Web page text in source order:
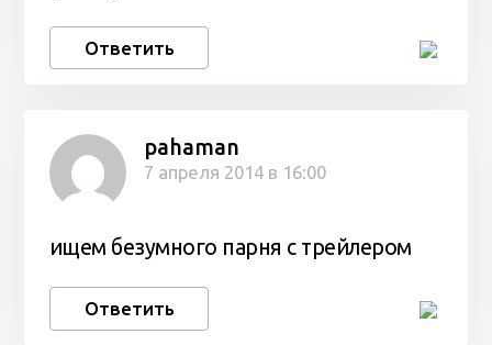
Ответить
pahaman
7 апреля 2014 в 16:00
ищем безумного парня с трейлером
Ответить